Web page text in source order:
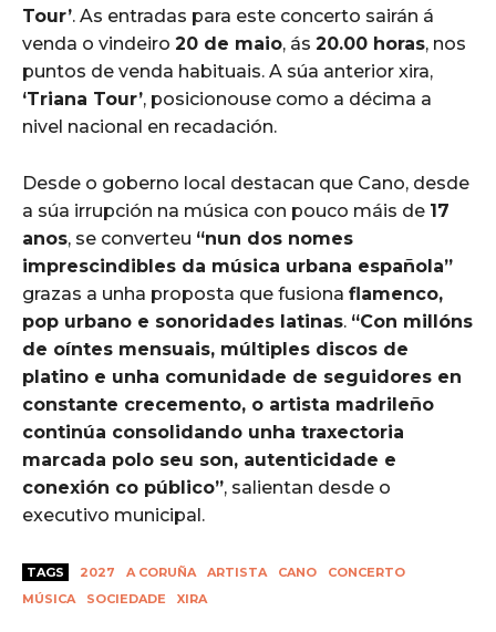
Tour’. As entradas para este concerto sairán á
venda o vindeiro 20 de maio, ás 20.00 horas, nos
puntos de venda habituais. A súa anterior xira,
‘Triana Tour’, posicionouse como a décima a
nivel nacional en recadación.
Desde o goberno local destacan que Cano, desde
a súa irrupción na música con pouco máis de 17
anos, se converteu “nun dos nomes
imprescindibles da música urbana española”
grazas a unha proposta que fusiona flamenco,
pop urbano e sonoridades latinas. “Con millóns
de oíntes mensuais, múltiples discos de
platino e unha comunidade de seguidores en
constante crecemento, o artista madrileño
continúa consolidando unha traxectoria
marcada polo seu son, autenticidade e
conexión co público”, salientan desde o
executivo municipal.
TAGS 2027 A CORUÑA ARTISTA CANO
CONCERTO
MÚSICA
SOCIEDADE XIRA